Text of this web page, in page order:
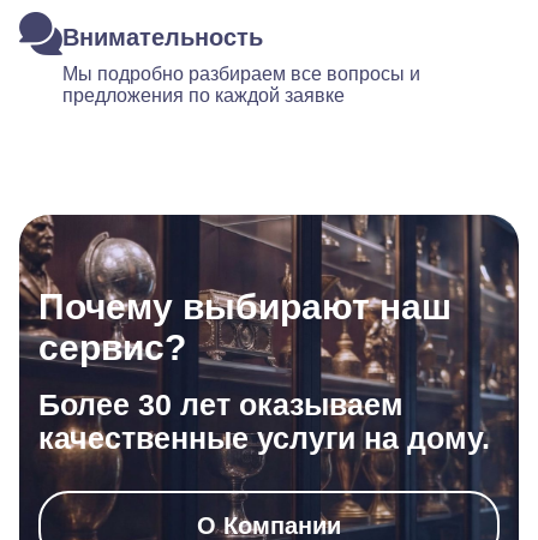
Внимательность
Мы подробно разбираем все вопросы и
предложения по каждой заявке
Почему выбирают наш
сервис?
Более 30 лет оказываем
качественные услуги на дому.
О Компании